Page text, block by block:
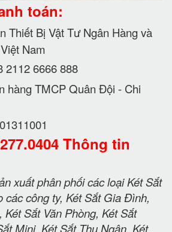
toán:
Thiết Bị Vật Tư Ngân Hàng và
Nam
2112 6666 888
hàng TMCP Quân Đội - Chi
Thông tin
xuất phân phối các loại Két Sắt
các công ty, Két Sắt Gia Đình,
Sắt Văn Phòng, Két Sắt
Mini, Két Sắt Thu Ngân, Két